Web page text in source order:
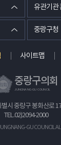
유관기관
중랑구청
사이트맵
중랑구의회
JUNGNANG-GU COUNCIL
시 중랑구 봉화산로
TEL.02)2094-2000
GU COUNCIL